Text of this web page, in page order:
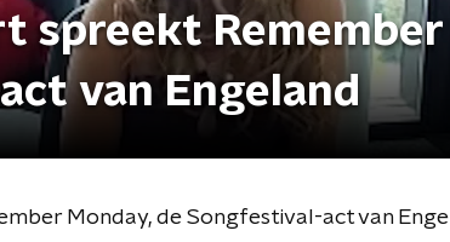
spreekt Remember
van Engeland
Monday, de Songfestival-act van